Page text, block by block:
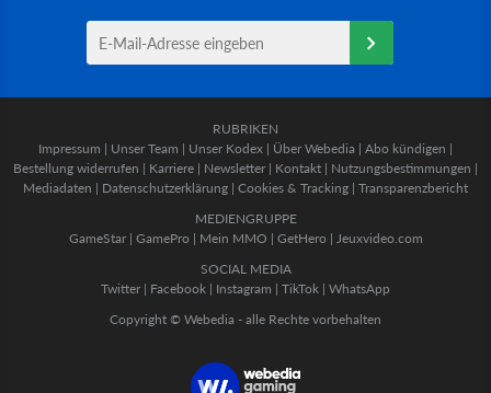
RUBRIKEN
Impressum | Unser Team | Unser Kodex | Über Webedia | Abo kündigen |
Bestellung widerrufen | Karriere | Newsletter | Kontakt | Nutzungsbestimmungen |
Mediadaten | Datenschutzerklärung | Cookies & Tracking | Transparenzbericht
MEDIENGRUPPE
GameStar| GamePro | Mein MMO | GetHero | Jeuxvideo.com
SOCIAL MEDIA
Twitter | Facebook | Instagram | TikTok | WhatsApp
Copyright © Webedia - alle Rechte vorbehalten